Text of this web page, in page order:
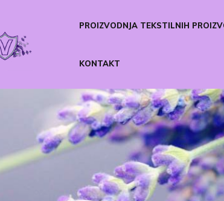
PROIZVODNJA TEKSTILNIH
KONTAKT